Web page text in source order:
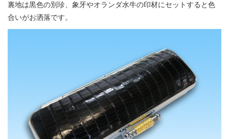
裏地は黒色の別珍、象牙やオランダ水牛の印材にセットすると色
合いがお洒落です。